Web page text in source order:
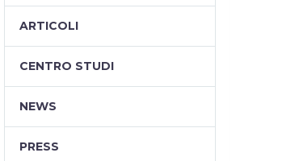
ARTICOLI
CENTRO STUDI
NEWS
PRESS